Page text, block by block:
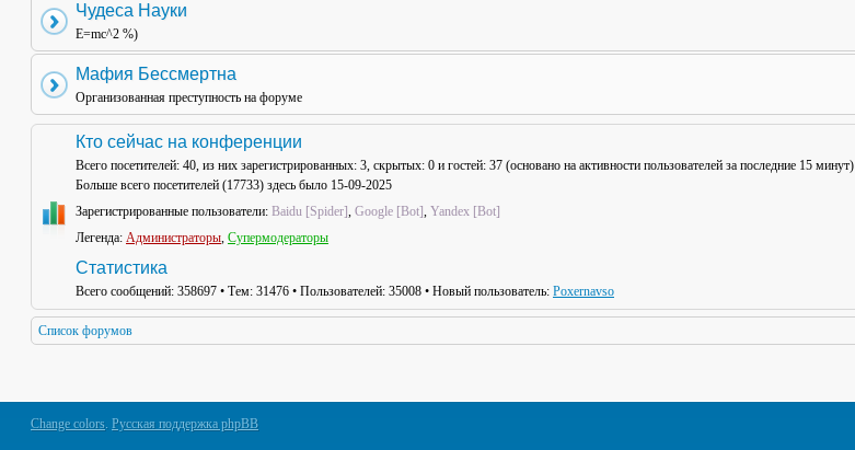
Чудеса Науки
E=mc^2 %)
Мафия Бессмертна
Организованная преступность на форуме
Кто сейчас на конференции
Всего посетителей: 40, из них зарегистрированных: 3, скрытых: 0 и гостей: 37 (основано на активности пользователей за последние 15 минут)
Больше всего посетителей (17733) здесь было 15-09-2025
Зарегистрированные пользователи: Baidu [Spider], Google [Bot], Yandex [Bot]
Легенда: Администраторы, Супермодераторы
Статистика
Всего сообщений: 358697 • Тем: 31476 • Пользователей: 35008 • Новый пользователь: Poxernavso
Список форумов
Change colors. Русская поддержка phpBB